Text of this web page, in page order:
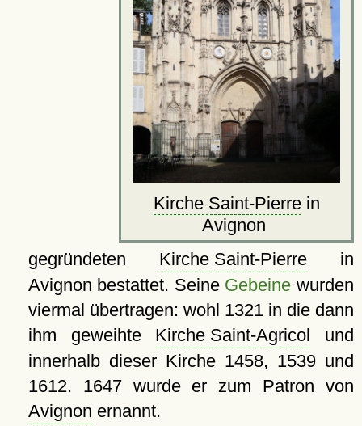
Kirche Saint-Pierrein
Avignon
gegründeten Kirche Saint-Pierrein
Avignon bestattet. Seine Gebeine wurden
viermal übertragen: wohl 1321 in die dann
ihm geweihte Kirche Saint-Agricol
und
innerhalb dieser Kirche 1458, 1539 und
1612. 1647 wurde er zum Patron von
Avignon ernannt.